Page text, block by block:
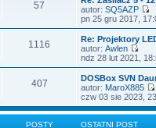
o
t
l
n
a
n
w
s
z
y
p
o
s
w
i
e
t
l
n
a
n
o
w
s
57
autor: SQ5AZP
y
ś
w
i
e
l
n
a
j
pn 25 gru 2017,
1116
Re: Projektory
autor: Awlen
W
y
ś
w
i
e
t
ndz 28 lut 2021,
407
DOSBox SVN
autor: MaroX885
czw 03 sie 2023,
POSTY OSTATNI POST